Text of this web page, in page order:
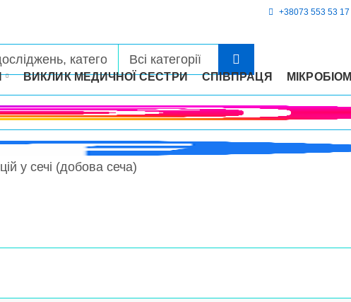
+38073 553 53 17
ВИКЛИК МЕДИЧНОЇ СЕСТРИ СПІВПРАЦЯ МІКРОБІОМ
у сечі (добова сеча)